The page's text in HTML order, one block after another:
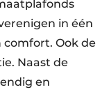
in één
Ook de
Naast de
en